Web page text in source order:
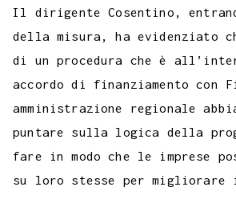
Il dirigente Cosentino,
della misura, ha evidenziato
di un procedura che è
accordo di finanziamento con
amministrazione regionale
puntare sulla logica della
fare in modo che le imprese
su loro stesse per